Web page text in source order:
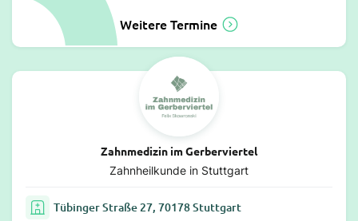
Weitere Termine
Zahnmedizin im Gerberviertel
Zahnheilkunde in Stuttgart
Tübinger Straße 27, 70178 Stuttgart